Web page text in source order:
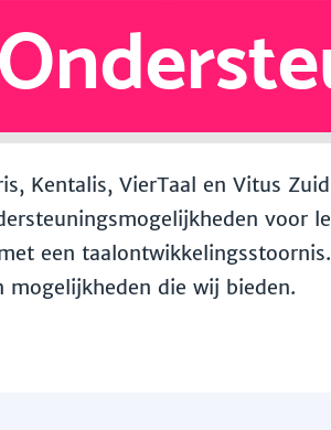
Kentalis, VierTaal en Vitus
voor
een
mogelijkheden die wij bieden.